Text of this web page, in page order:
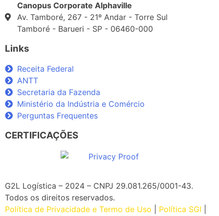
Canopus Corporate Alphaville
Av. Tamboré, 267 - 21º Andar - Torre Sul
Tamboré - Barueri - SP - 06460-000
Links
Receita Federal
ANTT
Secretaria da Fazenda
Ministério da Indústria e Comércio
Perguntas Frequentes
CERTIFICAÇÕES
G2L Logística – 2024 – CNPJ 29.081.265/0001-43.
Todos os direitos reservados.
Política de Privacidade e Termo de Uso
Política SGI